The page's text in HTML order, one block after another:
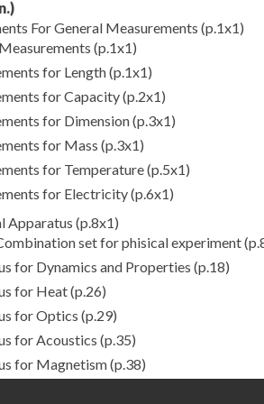
For General Measurements (p.1x1)
(p.1x1)
for Length(p.1x1)
for Capacity(p.2x1)
for Dimension(p.3x1)
for Mass (p.3x1)
for Temperature(p.5x1)
for Electricity(p.6x1)
Apparatus (p.8x1)
set for phisical experiment
for Dynamics and Properties (p.18)
for Heat(p.26)
for Optics (p.29)
for Acoustics (p.35)
for Magnetism(p.38)